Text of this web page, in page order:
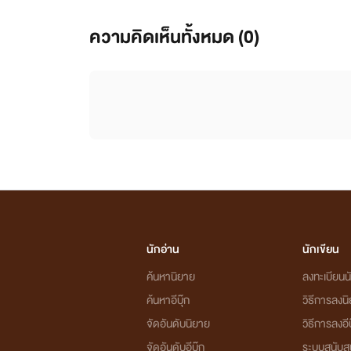
ความคิดเห็นทั้งหมด (0)
นักอ่าน
ค้นหานิยาย
ค้นหาอีบุ๊ก
จัดอันดับนิยาย
นักเขียน
ลงทะเบียน
วิธีการลง
วิธีการลง